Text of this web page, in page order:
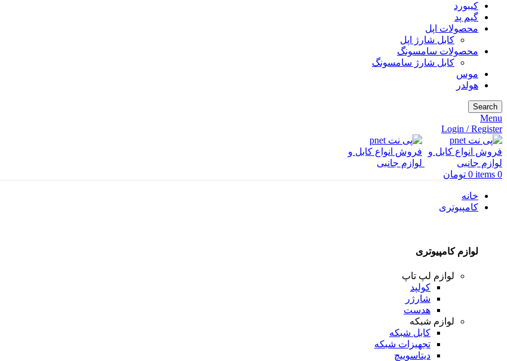
کیبورد
گیم پد
محصولات اپل
کابل شارژ اپل
محصولات سامسونگ
کابل شارژ سامسونگ
موس
هولدر
Search
Menu
Login / Register
0
items
0 تومان
خانه
کامپیوتری
لوازم کامپیوتری
لوازم لپ تاپ
کولپد
شارژر
هدست
لوازم شبکه
کابل شبکه
تجهیزات شبکه
دیتاسوییچ